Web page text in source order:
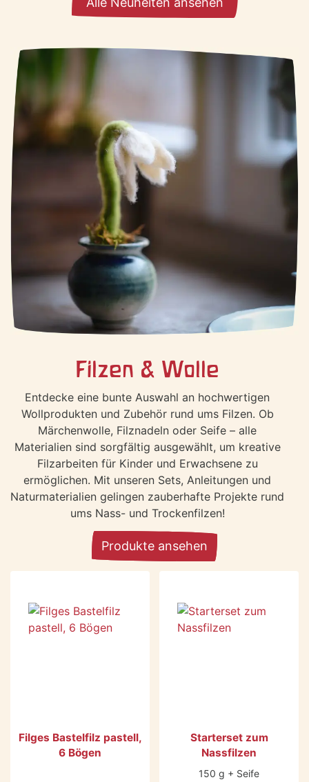
Filzen & Wolle
Entdecke eine bunte Auswahl an hochwertigen
Wollprodukten und Zubehör rund ums Filzen. Ob
Märchenwolle, Filznadeln oder Seife – alle
Materialien sind sorgfältig ausgewählt, um kreative
Filzarbeiten für Kinder und Erwachsene zu
ermöglichen. Mit unseren Sets, Anleitungen und
Naturmaterialien gelingen zauberhafte Projekte rund
ums Nass- und Trockenfilzen!
Produkte ansehen
Filges Bastelfilz pastell,
6 Bögen
Starterset zum
Nassfilzen
150 g + Seife